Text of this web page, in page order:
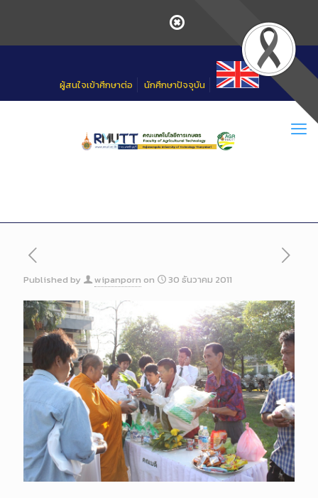
ผู้สนใจเข้าศึกษาต่อ นักศึกษาปัจจุบัน
Published by wipanporn on 30 ธันวาคม 2011